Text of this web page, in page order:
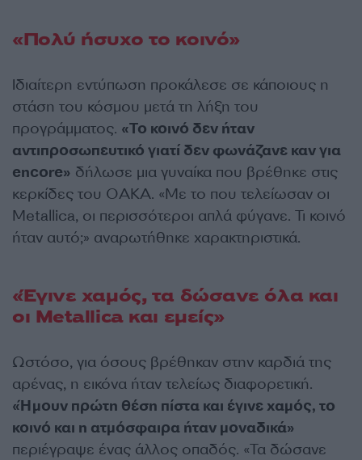
«Πολύ ήσυχο το κοινό»
Ιδιαίτερη εντύπωση προκάλεσε σε κάποιους η
στάση του κόσμου μετά τη λήξη του
προγράμματος. «Το κοινό δεν ήταν
αντιπροσωπευτικό γιατί δεν φωνάζανε καν για
encore» δήλωσε μια γυναίκα που βρέθηκε στις
κερκίδες του ΟΑΚΑ. «Με το που τελείωσαν οι
Metallica, οι περισσότεροι απλά φύγανε. Τι κοινό
ήταν αυτό;» αναρωτήθηκε χαρακτηριστικά.
«Έγινε χαμός, τα δώσανε όλα και
οι Metallica και εμείς»
Ωστόσο, για όσους βρέθηκαν στην καρδιά της
αρένας, η εικόνα ήταν τελείως διαφορετική.
«Ήμουν πρώτη θέση πίστα και έγινε χαμός, το
κοινό και η ατμόσφαιρα ήταν μοναδικά»
περιέγραψε ένας άλλος οπαδός. «Τα δώσανε